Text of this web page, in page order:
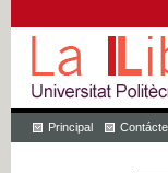
Principal